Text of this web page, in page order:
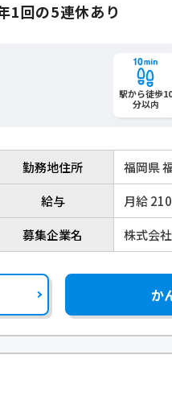
1回の5連休あり
駅から徒歩10
分以内
勤務地住所
福岡県
給与
月給
募集企業名
株式会
か